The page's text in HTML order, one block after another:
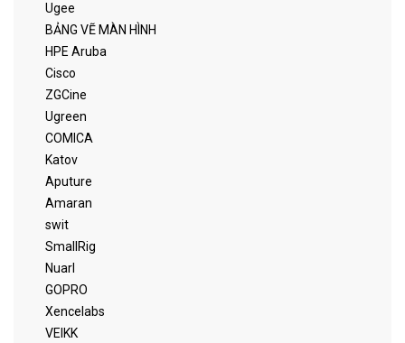
Ugee
BẢNG VẼ MÀN HÌNH
HPE Aruba
Cisco
ZGCine
Ugreen
COMICA
Katov
Aputure
Amaran
swit
SmallRig
Nuarl
GOPRO
Xencelabs
VEIKK